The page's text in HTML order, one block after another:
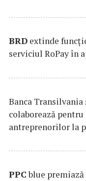
BRD extinde
serviciul RoPay în
Banca Transilvania
colaborează
antreprenorilor la
PPCblue